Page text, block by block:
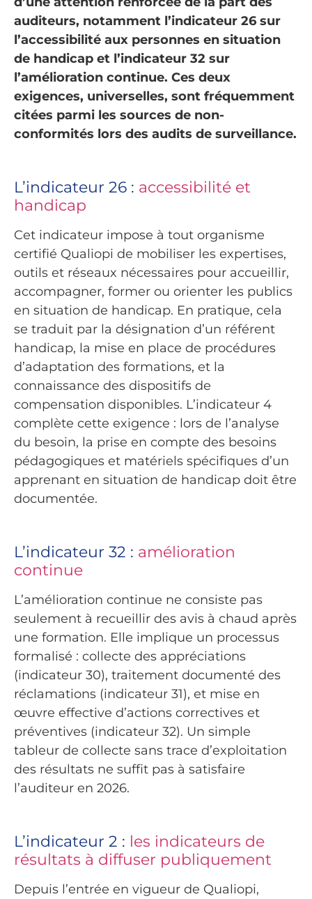
auditeurs, notamment l’indicateur 26 sur
l’accessibilité aux personnes en situation
de handicap et l’indicateur 32 sur
l’amélioration continue. Ces deux
exigences, universelles, sont fréquemment
citées parmi les sources de non-
conformités lors des audits de surveillance.
L’indicateur 26 : accessibilité et
handicap
Cet indicateur impose à tout organisme
certifié Qualiopi de mobiliser les expertises,
outils et réseaux nécessaires pour accueillir,
accompagner, former ou orienter les publics
en situation de handicap. En pratique, cela
se traduit par la désignation d’un référent
handicap, la mise en place de procédures
d’adaptation des formations, et la
connaissance des dispositifs de
compensation disponibles. L’indicateur 4
complète cette exigence : lors de l’analyse
du besoin, la prise en compte des besoins
pédagogiques et matériels spécifiques d’un
apprenant en situation de handicap doit être
documentée.
L’indicateur 32 : amélioration
continue
L’amélioration continue ne consiste pas
seulement à recueillir des avis à chaud après
une formation. Elle implique un processus
formalisé : collecte des appréciations
(indicateur 30), traitement documenté des
réclamations (indicateur 31), et mise en
œuvre effective d’actions correctives et
préventives (indicateur 32). Un simple
tableur de collecte sans trace d’exploitation
des résultats ne suffit pas à satisfaire
l’auditeur en 2026.
L’indicateur 2 : les indicateurs de
résultats à diffuser publiquement
Depuis l’entrée en vigueur de Qualiopi,